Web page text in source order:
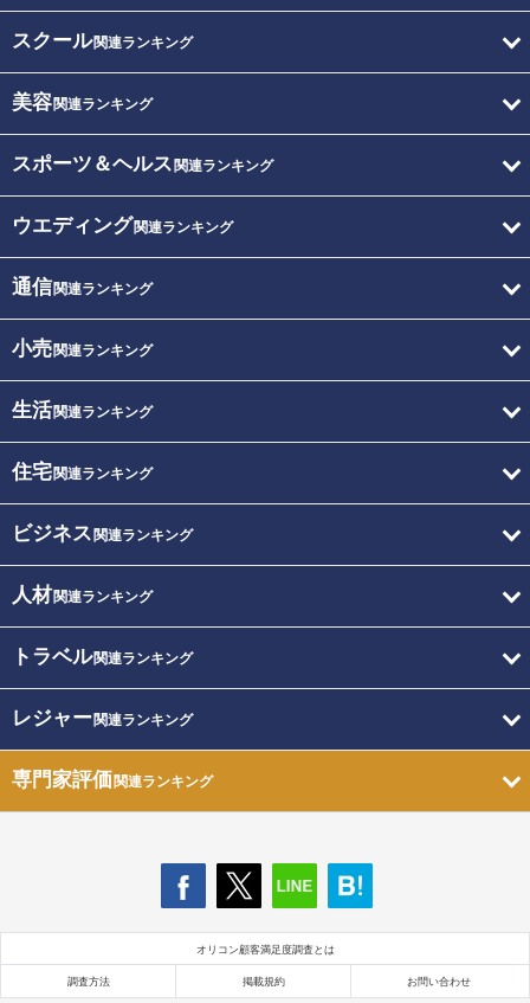
スクール関連ランキング
美容関連ランキング
スポーツ＆ヘルス 関連ランキング
ウエディング関連ランキング
通信関連ランキング
小売関連ランキング
生活関連ランキング
住宅関連ランキング
ビジネス 関連ランキング
人材関連ランキング
トラベル関連ランキング
レジャー関連ランキング
専門家評価関連ランキング
オリコン顧客満足度調査とは
調査方法 掲載規約 お問い合わせ